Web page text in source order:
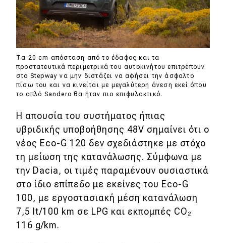
Τα 20 cm απόσταση από το έδαφος και τα
προστατευτικά περιμετρικά του αυτοκινήτου επιτρέπουν
στο Stepway να μην διστάζει να αφήσει την άσφαλτο
πίσω του και να κινείται με μεγαλύτερη άνεση εκεί όπου
το απλό Sandero θα ήταν πιο επιφυλακτικό.
Η απουσία του συστήματος ήπιας
υβριδικής υποβοήθησης 48V σημαίνει ότι ο
νέος Eco-G 120 δεν σχεδιάστηκε με στόχο
τη μείωση της κατανάλωσης. Σύμφωνα με
την Dacia, οι τιμές παραμένουν ουσιαστικά
στο ίδιο επίπεδο με εκείνες του Eco-G
100, με εργοστασιακή μέση κατανάλωση
7,5 lt/100 km σε LPG και εκπομπές CO₂
116 g/km.